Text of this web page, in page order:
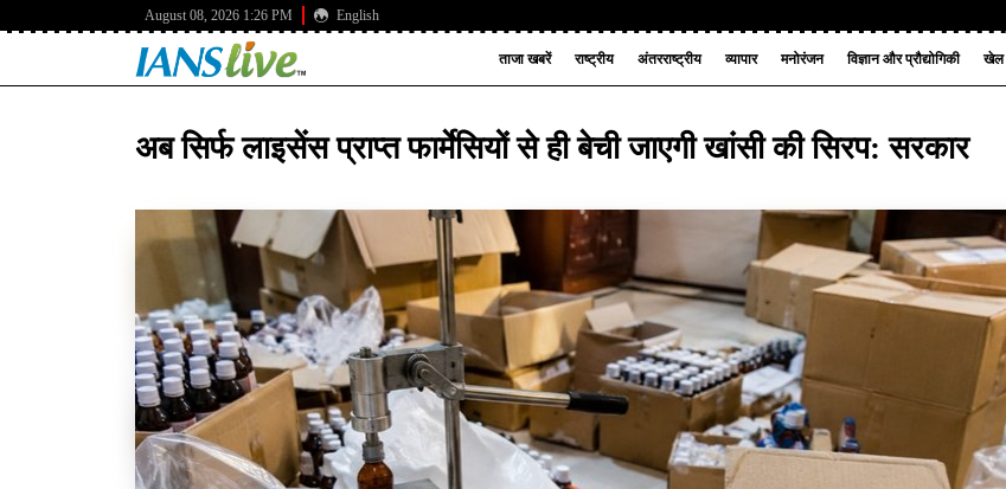
August 08, 2026 1:26 PM English
ताजा खबरें राष्ट्रीय अंतरराष्ट्रीय व्यापार मनोरंजन विज्ञान और प्रौद्योगिकी खेल
अब सिर्फ लाइसेंस प्राप्त फार्मेसियों से ही बेची जाएगी खांसी की सिरप: सरकार